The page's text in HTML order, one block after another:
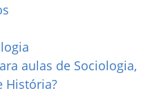
aulas de Sociologia,
História?